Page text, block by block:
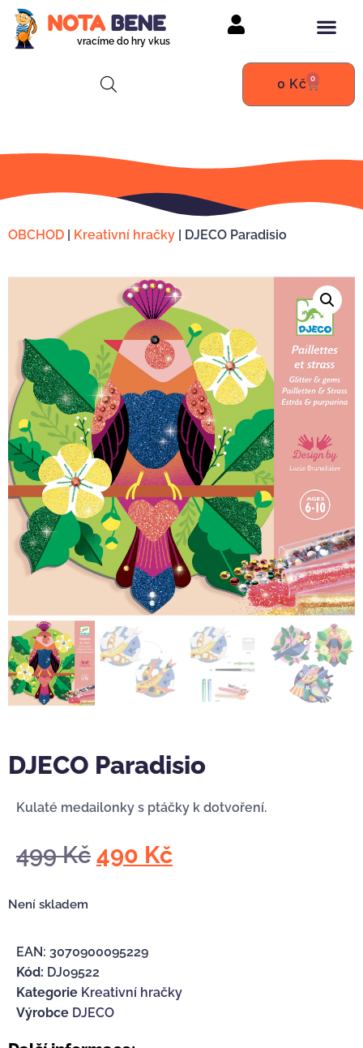
vracíme do hry vkus
0 Kč 0
OBCHOD | Kreativní hračky | DJECO Paradisio
DJECO Paradisio
Kulaté medailonky s ptáčky k dotvoření.
499Kč 490 Kč
Není skladem
EAN: 3070900095229
Kód: DJ09522
Kategorie Kreativní hračky
Výrobce DJECO